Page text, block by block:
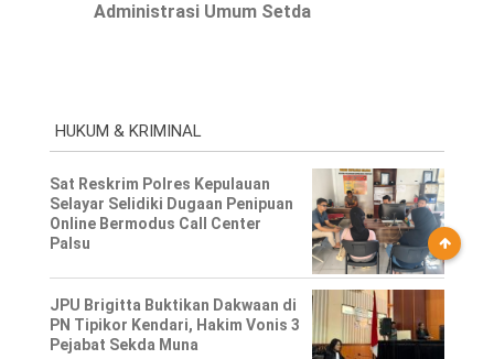
Administrasi Umum Setda
HUKUM & KRIMINAL
Sat Reskrim Polres Kepulauan
Selayar Selidiki Dugaan Penipuan
Online Bermodus Call Center
Palsu
JPU Brigitta Buktikan Dakwaan di
PN Tipikor Kendari, Hakim Vonis 3
Pejabat Sekda Muna